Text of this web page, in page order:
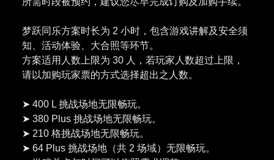
梦跃同乐方案时长为 2 小时，包含游戏讲解及安全须
知、活动体验、大合照等环节。
方案适用人数上限为 30 人，若玩家人数超过上限，
请以加购玩家票的方式选择超出之人数。
➤ 400 L 挑战场地无限畅玩。
➤ 380 Plus 挑战场地无限畅玩。
➤ 210 格挑战场地无限畅玩。
➤ 64 Plus 挑战场地（共 2 场域）无限畅玩。